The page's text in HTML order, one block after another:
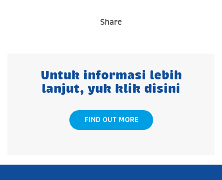
Share
Untuk informasi lebih
lanjut, yuk klik disini
FIND OUT MORE